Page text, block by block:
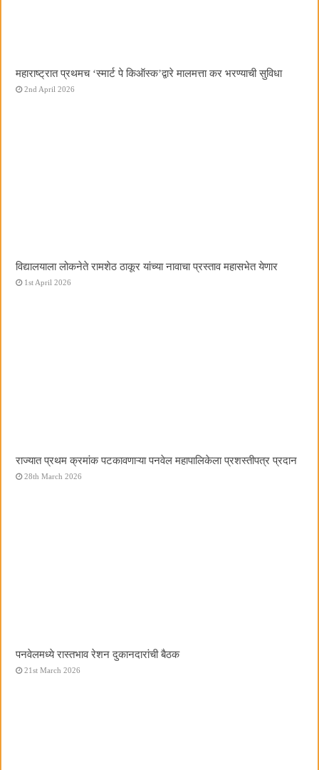
महाराष्ट्रात प्रथमच ‌‘स्मार्ट पे किऑस्क‌’द्वारे मालमत्ता कर भरण्याची सुविधा
2nd April 2026
विद्यालयाला लोकनेते रामशेठ ठाकूर यांच्या नावाचा प्रस्ताव महासभेत येणार
1st April 2026
राज्यात प्रथम क्रमांक पटकावणाऱ्या पनवेल महापालिकेला प्रशस्तीपत्र प्रदान
28th March 2026
पनवेलमध्ये रास्तभाव रेशन दुकानदारांची बैठक
21st March 2026